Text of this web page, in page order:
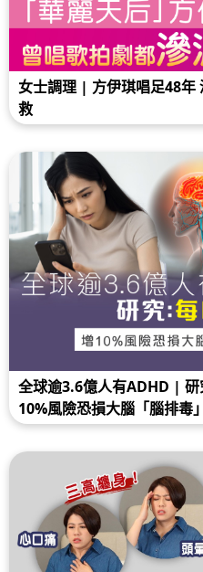
女士調理 | 方伊琪唱足48年
救
全球逾3.6億人有ADHD |
10%風險恐損大腦「腦排毒